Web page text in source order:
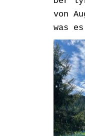
von
was